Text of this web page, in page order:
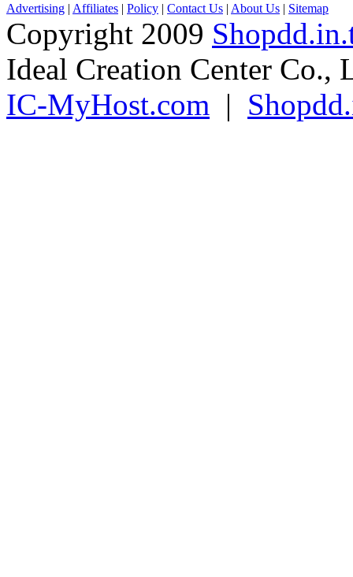
Advertising | Affiliates | Policy | Contact Us | About Us | Sitemap
Copyright 2009
Ideal Creation Center Co.,
IC-MyHost.com |